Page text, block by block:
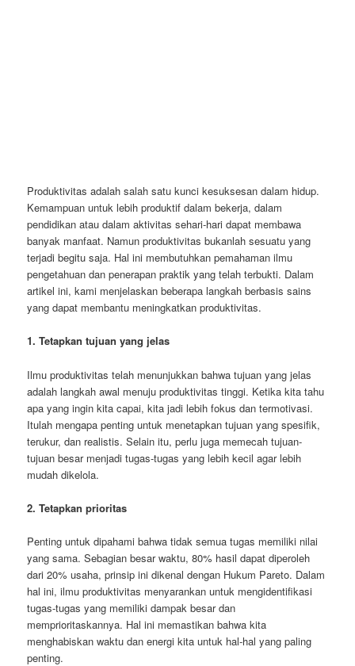
Produktivitas adalah salah satu kunci kesuksesan dalam hidup.
Kemampuan untuk lebih produktif dalam bekerja, dalam
pendidikan atau dalam aktivitas sehari-hari dapat membawa
banyak manfaat. Namun produktivitas bukanlah sesuatu yang
terjadi begitu saja. Hal ini membutuhkan pemahaman ilmu
pengetahuan dan penerapan praktik yang telah terbukti. Dalam
artikel ini, kami menjelaskan beberapa langkah berbasis sains
yang dapat membantu meningkatkan produktivitas.
1. Tetapkan tujuan yang jelas
Ilmu produktivitas telah menunjukkan bahwa tujuan yang jelas
adalah langkah awal menuju produktivitas tinggi. Ketika kita tahu
apa yang ingin kita capai, kita jadi lebih fokus dan termotivasi.
Itulah mengapa penting untuk menetapkan tujuan yang spesifik,
terukur, dan realistis. Selain itu, perlu juga memecah tujuan-
tujuan besar menjadi tugas-tugas yang lebih kecil agar lebih
mudah dikelola.
2. Tetapkan prioritas
Penting untuk dipahami bahwa tidak semua tugas memiliki nilai
yang sama. Sebagian besar waktu, 80% hasil dapat diperoleh
dari 20% usaha, prinsip ini dikenal dengan Hukum Pareto. Dalam
hal ini, ilmu produktivitas menyarankan untuk mengidentifikasi
tugas-tugas yang memiliki dampak besar dan
memprioritaskannya. Hal ini memastikan bahwa kita
menghabiskan waktu dan energi kita untuk hal-hal yang paling
penting.